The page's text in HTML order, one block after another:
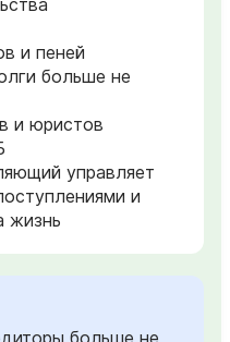
и пеней
больше не
и юристов
управляет
и
жизнь
больше не